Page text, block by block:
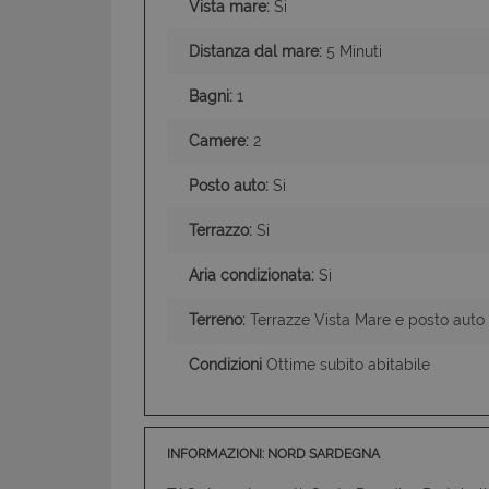
Vista mare: Si
Distanza dal mare: 5 Minuti
Bagni: 1
Camere: 2
Posto auto: Si
Terrazzo: Si
Aria condizionata: Si
Terreno: Terrazze Vista Mare e posto auto
Condizioni Ottime subito abitabile
INFORMAZIONI: NORD SARDEGNA